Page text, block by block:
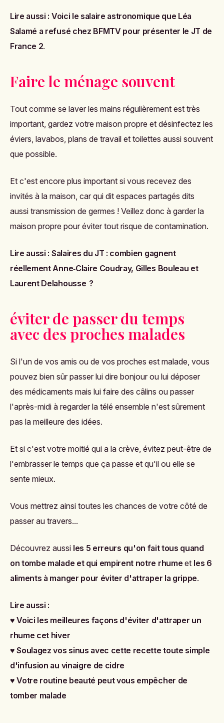
Lire aussi : Voici le salaire astronomique que Léa
Salamé a refusé chez BFMTV pour présenter le JT de
France 2.
Faire le ménage souvent
Tout comme se laver les mains régulièrement est très
important, gardez votre maison propre et désinfectez les
éviers, lavabos, plans de travail et toilettes aussi souvent
que possible.
Et c'est encore plus important si vous recevez des
invités à la maison, car qui dit espaces partagés dits
aussi transmission de germes ! Veillez donc à garder la
maison propre pour éviter tout risque de contamination.
Lire aussi : Salaires du JT : combien gagnent
réellement Anne‑Claire Coudray, Gilles Bouleau et
Laurent Delahousse ?
éviter de passer du temps
avec des proches malades
Si l'un de vos amis ou de vos proches est malade, vous
pouvez bien sûr passer lui dire bonjour ou lui déposer
des médicaments mais lui faire des câlins ou passer
l'après-midi à regarder la télé ensemble n'est sûrement
pas la meilleure des idées.
Et si c'est votre moitié qui a la crève, évitez peut-être de
l'embrasser le temps que ça passe et qu'il ou elle se
sente mieux.
Vous mettrez ainsi toutes les chances de votre côté de
passer au travers...
Découvrez aussi les 5 erreurs qu'on fait tous quand
on tombe malade et qui empirent notre rhume et les 6
aliments à manger pour éviter d'attraper la grippe.
Lire aussi :
♥ Voici les meilleures façons d'éviter d'attraper un
rhume cet hiver
♥Soulagez vos sinus avec cette recette toute simple
d'infusion au vinaigre de cidre
♥ Votre routine beauté peut vous empêcher de
tomber malade